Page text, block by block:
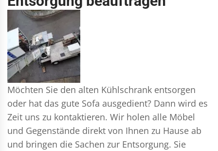
Möchten Sie den alten Kühlschrank entsorgen
oder hat das gute Sofa ausgedient? Dann wird es
Zeit uns zu kontaktieren. Wir holen alle Möbel
und Gegenstände direkt von Ihnen zu Hause ab
und bringen die Sachen zur Entsorgung. Sie